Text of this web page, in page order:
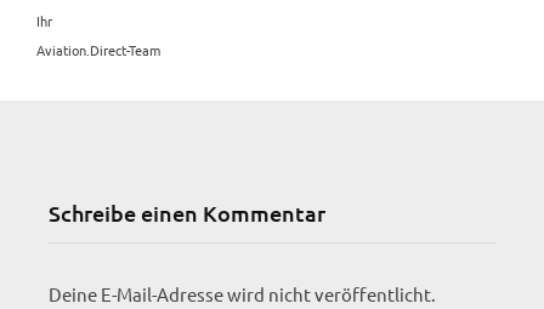
Ihr
Aviation.Direct-Team
Schreibe einen Kommentar
Deine E-Mail-Adresse wird nicht veröffentlicht.